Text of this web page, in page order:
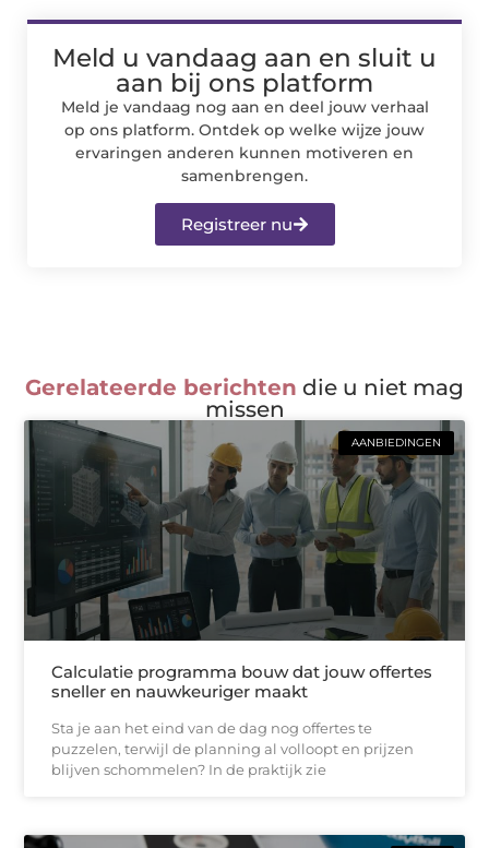
Meld u vandaag aan en sluit u
aan bij ons platform
Meld je vandaag nog aan en deel jouw verhaal
op ons platform. Ontdek op welke wijze jouw
ervaringen anderen kunnen motiveren en
samenbrengen.
Registreer nu
Gerelateerde berichten die u niet mag
missen
AANBIEDINGEN
Calculatie programma bouw dat jouw offertes
sneller en nauwkeuriger maakt
Sta je aan het eind van de dag nog offertes te
puzzelen, terwijl de planning al volloopt en prijzen
blijven schommelen? In de praktijk zie